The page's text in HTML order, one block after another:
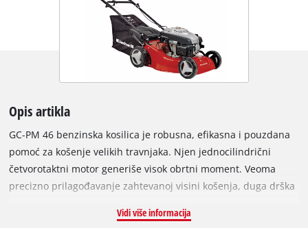
Opis artikla
GC-PM 46 benzinska kosilica je robusna, efikasna i pouzdana
pomoć za košenje velikih travnjaka. Njen jednocilindrični
četvorotaktni motor generiše visok obrtni moment. Veoma
precizno prilagođavanje zahtevanoj visini košenja, duga drška
korisnika, takođe, može se uskladištiti na minimalnom
Vidi više informacija